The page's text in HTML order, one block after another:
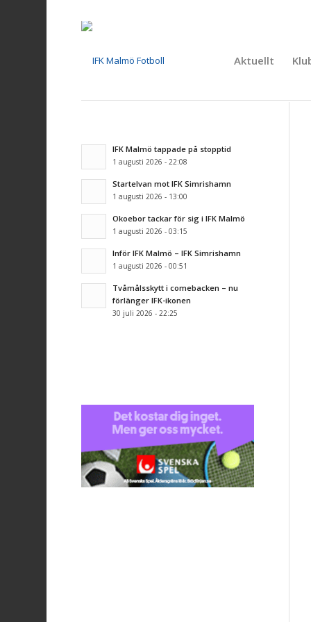
Aktuellt
IFK Malmö tappade på stopptid
1 augusti 2026 - 22:08
Startelvan mot IFK Simrishamn
1 augusti 2026 - 13:00
Okoebor tackar för sig i IFK Malmö
1 augusti 2026 - 03:15
Inför IFK Malmö – IFK Simrishamn
1 augusti 2026 - 00:51
Tvåmålsskytt i comebacken – nu
förlänger IFK-ikonen
30 juli 2026 - 22:25